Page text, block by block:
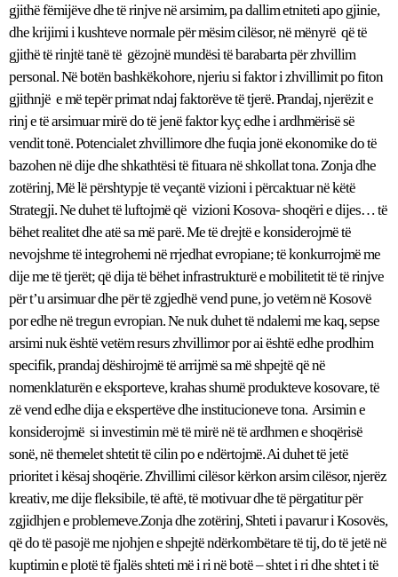
gjithë fëmijëve dhe të rinjve në arsimim, pa dallim etniteti apo gjinie,
dhe krijimi i kushteve normale për mësim cilësor, në mënyrë që të
gjithë të rinjtë tanë të gëzojnë mundësi të barabarta për zhvillim
personal. Në botën bashkëkohore, njeriu si faktor i zhvillimit po fiton
gjithnjë e më tepër primat ndaj faktorëve të tjerë. Prandaj, njerëzit e
rinj e të arsimuar mirë do të jenë faktor kyç edhe i ardhmërisë së
vendit tonë. Potencialet zhvillimore dhe fuqia jonë ekonomike do të
bazohen në dije dhe shkathtësi të fituara në shkollat tona. Zonja dhe
zotërinj, Më lë përshtypje të veçantë vizioni i përcaktuar në këtë
Strategji. Ne duhet të luftojmë që vizioni Kosova- shoqëri e dijes… të
bëhet realitet dhe atë sa më parë. Me të drejtë e konsiderojmë të
nevojshme të integrohemi në rrjedhat evropiane; të konkurrojmë me
dije me të tjerët; që dija të bëhet infrastrukturë e mobilitetit të të rinjve
për t’u arsimuar dhe për të zgjedhë vend pune, jo vetëm në Kosovë
por edhe në tregun evropian. Ne nuk duhet të ndalemi me kaq, sepse
arsimi nuk është vetëm resurs zhvillimor por ai është edhe prodhim
specifik, prandaj dëshirojmë të arrijmë sa më shpejtë që në
nomenklaturën e eksporteve, krahas shumë produkteve kosovare, të
zë vend edhe dija e ekspertëve dhe institucioneve tona. Arsimin e
konsiderojmë si investimin më të mirë në të ardhmen e shoqërisë
sonë, në themelet shtetit të cilin po e ndërtojmë. Ai duhet të jetë
prioritet i kësaj shoqërie. Zhvillimi cilësor kërkon arsim cilësor, njerëz
kreativ, me dije fleksibile, të aftë, të motivuar dhe të përgatitur për
zgjidhjen e problemeve.Zonja dhe zotërinj, Shteti i pavarur i Kosovës,
që do të pasojë me njohjen e shpejtë ndërkombëtare të tij, do të jetë në
kuptimin e plotë të fjalës shteti më i ri në botë – shtet i ri dhe shtet i të